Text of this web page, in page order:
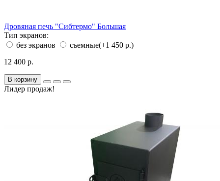
Дровяная печь "Сибтермо" Большая
Тип экранов:
без экранов
съемные(+1 450 р.)
12 400 р.
В корзину
Лидер продаж!